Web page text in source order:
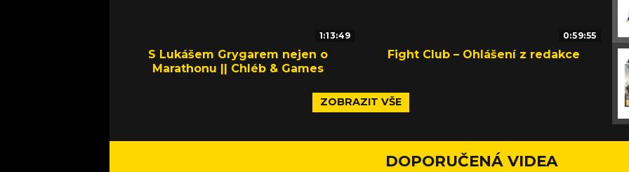
1:13:49
S Lukášem Grygarem nejen o
Marathonu || Chléb & Games
0:59:55
Fight Club – Ohlášení z redakce
ZOBRAZIT VŠE
DOPORUČENÁ VIDEA